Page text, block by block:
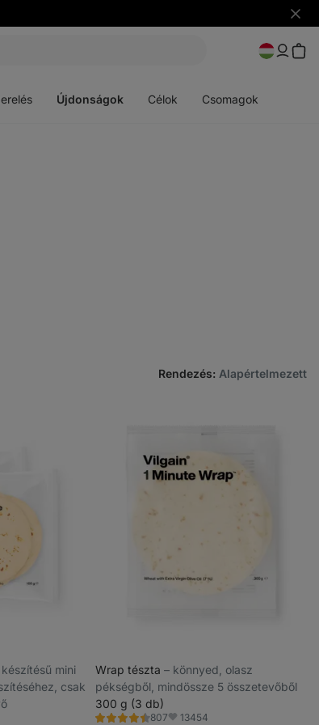
Újdonságok Célok Csomagok
Rendezés: Alapértelmezett
mini
csak
Wrap tészta ⁠–⁠ könnyed, olasz
pékségből, mindössze 5 összetevőből
300 g (3 db)
807
Értékelés
Kedvencek
13454